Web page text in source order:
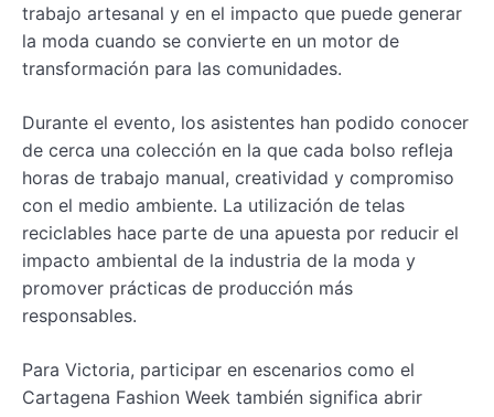
trabajo artesanal y en el impacto que puede generar
la moda cuando se convierte en un motor de
transformación para las comunidades.
Durante el evento, los asistentes han podido conocer
de cerca una colección en la que cada bolso refleja
horas de trabajo manual, creatividad y compromiso
con el medio ambiente. La utilización de telas
reciclables hace parte de una apuesta por reducir el
impacto ambiental de la industria de la moda y
promover prácticas de producción más
responsables.
Para Victoria, participar en escenarios como el
Cartagena Fashion Week también significa abrir